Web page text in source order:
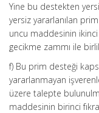
Yine bu destekten
yersiz yararlanılan
uncu maddesinin ikinci
gecikme zammı ile
f) Bu prim desteği
yararlanmayan
üzere talepte
maddesinin birinci